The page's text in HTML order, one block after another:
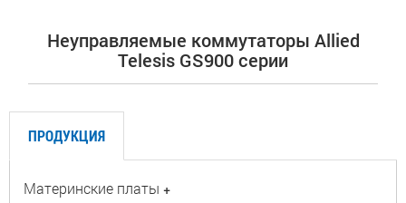
УСЛУГИ
КОНТАКТЫ
Неуправляемые коммутаторы Allied
Telesis GS900 серии
ПРОДУКЦИЯ
Материнские платы +